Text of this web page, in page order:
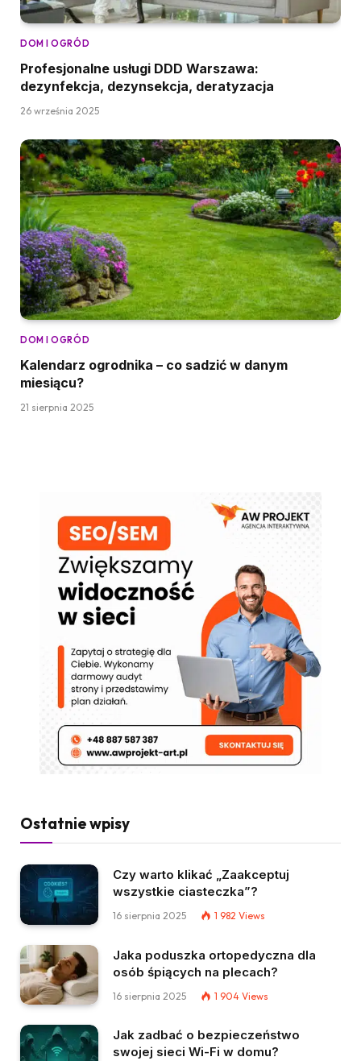
DOM I OGRÓD
Profesjonalne usługi DDD Warszawa:
dezynfekcja, dezynsekcja, deratyzacja
26 września 2025
DOM I OGRÓD
Kalendarz ogrodnika – co sadzić w danym
miesiącu?
21 sierpnia 2025
Ostatnie wpisy
Czy warto klikać „Zaakceptuj
wszystkie ciasteczka”?
16 sierpnia 2025 1 982 Views
Jaka poduszka ortopedyczna dla
osób śpiących na plecach?
16 sierpnia 2025 1 904 Views
Jak zadbać o bezpieczeństwo
swojej sieci Wi-Fi w domu?